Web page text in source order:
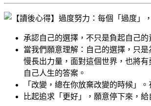
承認自己的選擇，不只是負起自己
當我們願意理解：自己的選擇，只
慢長出力量，面對這個世界，也將
自己人生的答案。
「改變，總在你放棄改變的時候」
比起追求「更好」，願意停下來，